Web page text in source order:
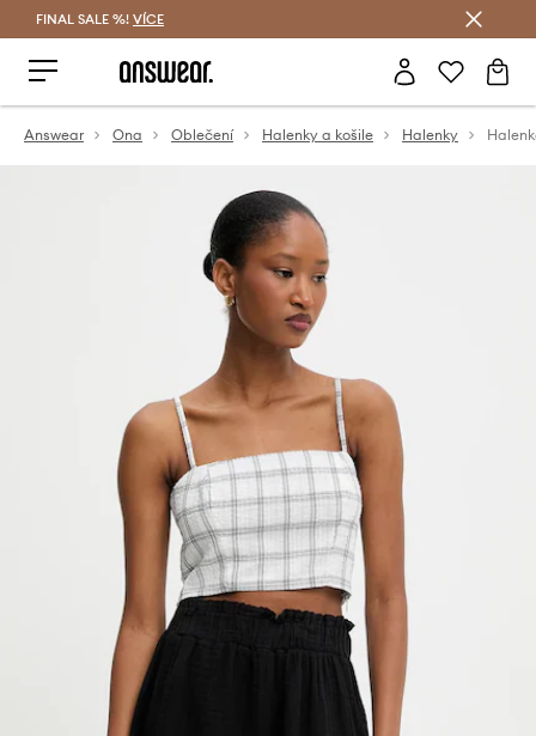
FINAL SALE %! VÍCE
Answear Ona Oblečení Halenky a košile Halenky